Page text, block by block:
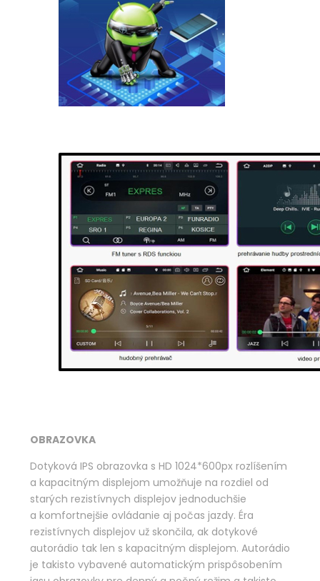
OBRAZOVKA
Dotyková IPS obrazovka s HD 1024*600px rozlíšením
a kapacitným displejom umožňuje na rozdiel od
starých rezistívnych displejov jednoduchšie
a komfortnejšie ovládanie aj počas jazdy. Éra
rezistívnych displejov už skončila, ak dotykové
autorádio tak len s kapacitným displejom. Autorádio
je takisto vybavené automatickým prispôsobením